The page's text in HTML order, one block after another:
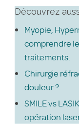
Découvrez
Myopie,
comprendre
traitements.
Chirurgie
douleur ?
SMILE vs
opération